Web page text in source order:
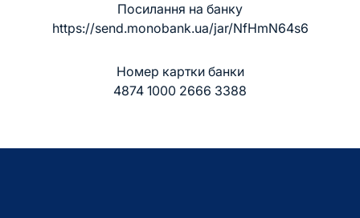
Посилання на банку
https://send.monobank.ua/jar/NfHmN64s6
Номер картки банки
4874 1000 2666 3388